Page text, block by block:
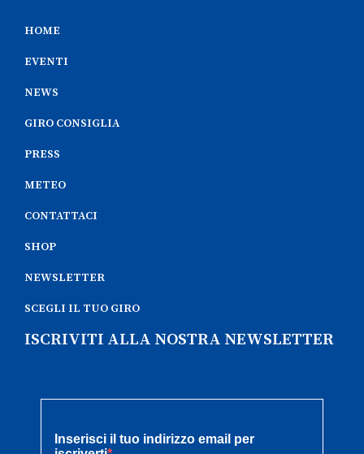
HOME
EVENTI
NEWS
GIRO CONSIGLIA
PRESS
METEO
CONTATTACI
SHOP
NEWSLETTER
SCEGLI IL TUO GIRO
ISCRIVITI ALLA NOSTRA NEWSLETTER